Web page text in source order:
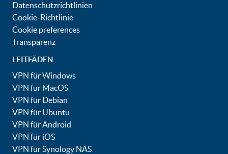
Datenschutzrichtlinien
Cookie-Richtlinie
Cookie preferences
Transparenz
LEITFÄDEN
VPN für Windows
VPN für MacOS
VPN für Debian
VPN für Ubuntu
VPN für Android
VPN für iOS
VPN für Synology NAS